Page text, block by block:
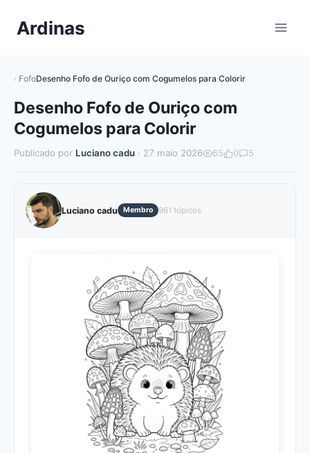
paraArdinas
FofoDesenho Fofo de Ouriço com Cogumelos para Colorir
Desenho Fofo de Ouriço com
Cogumelos para Colorir
Publicado por Luciano cadu · 27 maio 2026 65 0 5
Luciano cadu Membro 961 tópicos